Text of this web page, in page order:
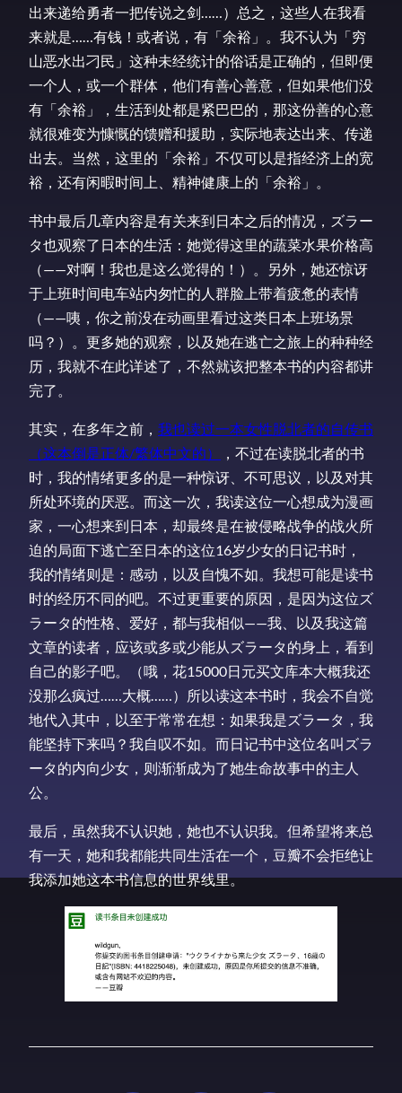
出来递给勇者一把传说之剑……）总之，这些人在我看
来就是……有钱！或者说，有「余裕」。我不认为「穷
山恶水出刁民」这种未经统计的俗话是正确的，但即便
一个人，或一个群体，他们有善心善意，但如果他们没
有「余裕」，生活到处都是紧巴巴的，那这份善的心意
就很难变为慷慨的馈赠和援助，实际地表达出来、传递
出去。当然，这里的「余裕」不仅可以是指经济上的宽
裕，还有闲暇时间上、精神健康上的「余裕」。
书中最后几章内容是有关来到日本之后的情况，ズラー
タ也观察了日本的生活：她觉得这里的蔬菜水果价格高
（——对啊！我也是这么觉得的！）。另外，她还惊讶
于上班时间电车站内匆忙的人群脸上带着疲惫的表情
（——咦，你之前没在动画里看过这类日本上班场景
吗？）。更多她的观察，以及她在逃亡之旅上的种种经
历，我就不在此详述了，不然就该把整本书的内容都讲
完了。
其实，在多年之前， 我也读过一本女性脱北者的自传书
（这本倒是正体/繁体中文的）
，不过在读脱北者的书
时，我的情绪更多的是一种惊讶、不可思议，以及对其
所处环境的厌恶。而这一次，我读这位一心想成为漫画
家，一心想来到日本，却最终是在被侵略战争的战火所
迫的局面下逃亡至日本的这位16岁少女的日记书时，
我的情绪则是：感动，以及自愧不如。我想可能是读书
时的经历不同的吧。不过更重要的原因，是因为这位ズ
ラータ的性格、爱好，都与我相似——我、以及我这篇
文章的读者，应该或多或少能从ズラータ的身上，看到
自己的影子吧。（哦，花15000日元买文库本大概我还
没那么疯过……大概……）所以读这本书时，我会不自觉
地代入其中，以至于常常在想：如果我是ズラータ，我
能坚持下来吗？我自叹不如。而日记书中这位名叫ズラ
ータ的内向少女，则渐渐成为了她生命故事中的主人
公。
最后，虽然我不认识她，她也不认识我。但希望将来总
有一天，她和我都能共同生活在一个，豆瓣不会拒绝让
我添加她这本书信息的世界线里。